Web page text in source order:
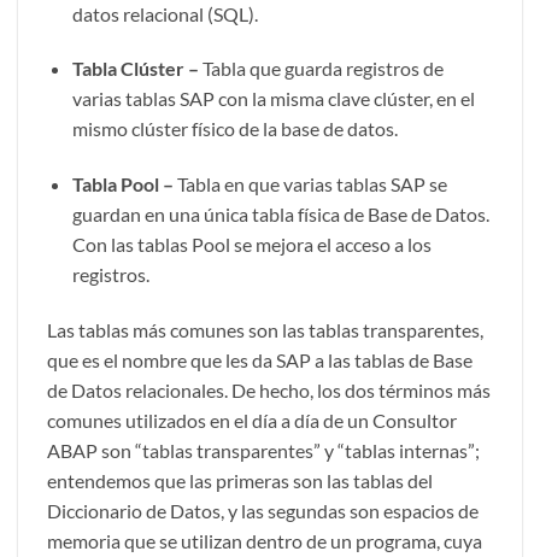
datos relacional (SQL).
Tabla Clúster – Tabla que guarda registros de
varias tablas SAP con la misma clave clúster, en el
mismo clúster físico de la base de datos.
Tabla Pool – Tabla en que varias tablas SAP se
guardan en una única tabla física de Base de Datos.
Con las tablas Pool se mejora el acceso a los
registros.
Las tablas más comunes son las tablas transparentes,
que es el nombre que les da SAP a las tablas de Base
de Datos relacionales. De hecho, los dos términos más
comunes utilizados en el día a día de un Consultor
ABAP son “tablas transparentes” y “tablas internas”;
entendemos que las primeras son las tablas del
Diccionario de Datos, y las segundas son espacios de
memoria que se utilizan dentro de un programa, cuya